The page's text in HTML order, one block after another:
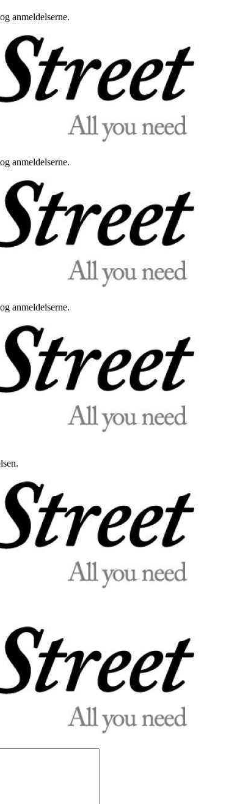
anmeldelserne.
anmeldelserne.
anmeldelserne.